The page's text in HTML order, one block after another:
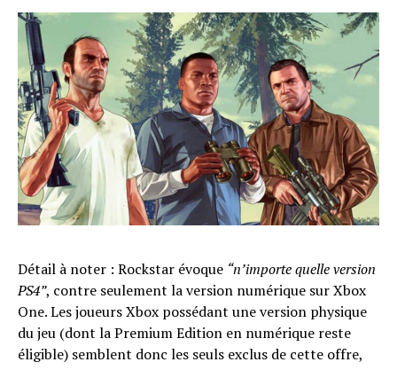
Détail à noter : Rockstar évoque “n’importe quelle version
PS4”, contre seulement la version numérique sur Xbox
One. Les joueurs Xbox possédant une version physique
du jeu (dont la Premium Edition en numérique reste
éligible) semblent donc les seuls exclus de cette offre,